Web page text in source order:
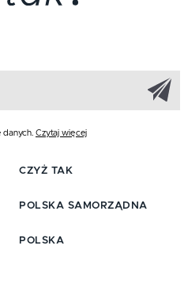
Czytaj więcej
CZYŻ TAK
POLSKA SAMORZĄDNA
POLSKA